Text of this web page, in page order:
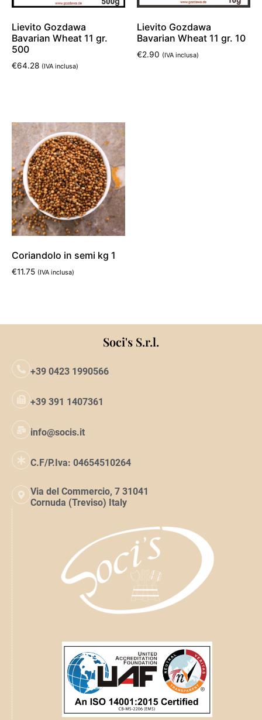
Lievito Gozdawa
Bavarian Wheat 11 gr.
500
€64.28 (IVA inclusa)
Lievito Gozdawa
Bavarian Wheat 11 gr. 10
€2.90 (IVA inclusa)
Coriandolo in semi kg 1
€11.75 (IVA inclusa)
Soci's S.r.l.
+39 0423 1990566
+39 391 1407361
info@socis.it
C.F/P.Iva: 04654510264
Via del Commercio, 7 31041
Cornuda (Treviso) Italy